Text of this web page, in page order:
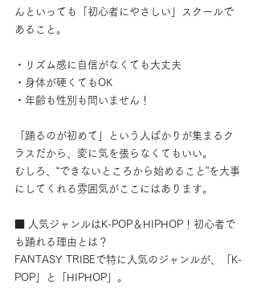
んといっても「初心者にやさしい」スクールで
あること。
・リズム感に自信がなくても大丈夫
・身体が硬くてもOK
・年齢も性別も問いません！
「踊るのが初めて」という人ばかりが集まるク
ラスだから、変に気を張らなくてもいい。
むしろ、“できないところから始めること”を大事
にしてくれる雰囲気がここにはあります。
■ 人気ジャンルはK-POP＆HIPHOP！初心者で
も踊れる理由とは？
FANTASY TRIBEで特に人気のジャンルが、「K-
POP」と「HIPHOP」。